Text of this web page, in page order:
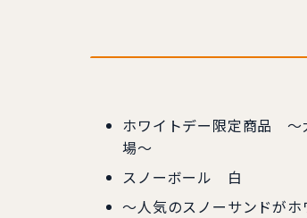
ホワイトデー限定商品 ～
場～
スノーボール 白
～人気のスノーサンドが